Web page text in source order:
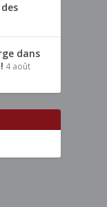
dans
4 août